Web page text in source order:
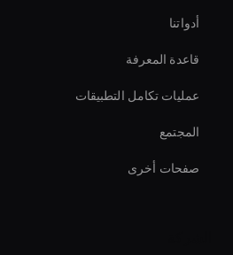
أدواتنا
قاعدة المعرفة
عمليات تكامل التطبيقات
المجتمع
صفحات أخرى